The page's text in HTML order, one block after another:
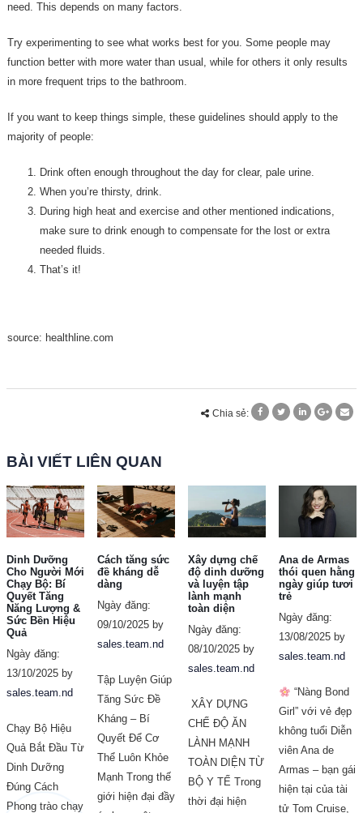
need. This depends on many factors.
Try experimenting to see what works best for you. Some people may
function better with more water than usual, while for others it only results
in more frequent trips to the bathroom.
If you want to keep things simple, these guidelines should apply to the
majority of people:
Drink often enough throughout the day for clear, pale urine.
When you’re thirsty, drink.
During high heat and exercise and other mentioned indications,
make sure to drink enough to compensate for the lost or extra
needed fluids.
That’s it!
source: healthline.com
Chia sẻ:
BÀI VIẾT LIÊN QUAN
Dinh Dưỡng
Cho Người Mới
Chạy Bộ: Bí
Quyết Tăng
Năng Lượng &
Sức Bền Hiệu
Quả
Ngày đăng:
13/10/2025 by
sales.team.nd
Chạy Bộ Hiệu
Quả Bắt Đầu Từ
Dinh Dưỡng
Đúng Cách
Phong trào chạy
Cách tăng sức
đề kháng dễ
dàng
Ngày đăng:
09/10/2025 by
sales.team.nd
Tập Luyện Giúp
Tăng Sức Đề
Kháng – Bí
Quyết Để Cơ
Thể Luôn Khỏe
Mạnh Trong thế
giới hiện đại đầy
Xây dựng chế
độ dinh dưỡng
và luyện tập
lành mạnh
toàn diện
Ngày đăng:
08/10/2025 by
sales.team.nd
XÂY DỰNG
CHẾ ĐỘ ĂN
LÀNH MẠNH
TOÀN DIỆN TỪ
BỘ Y TẾ Trong
thời đại hiện
Ana de Armas
thói quen hằng
ngày giúp tươi
trẻ
Ngày đăng:
13/08/2025 by
sales.team.nd
“Nàng Bond
Girl” với vẻ đẹp
không tuổi Diễn
viên Ana de
Armas – bạn gái
hiện tại của tài
tử Tom Cruise,